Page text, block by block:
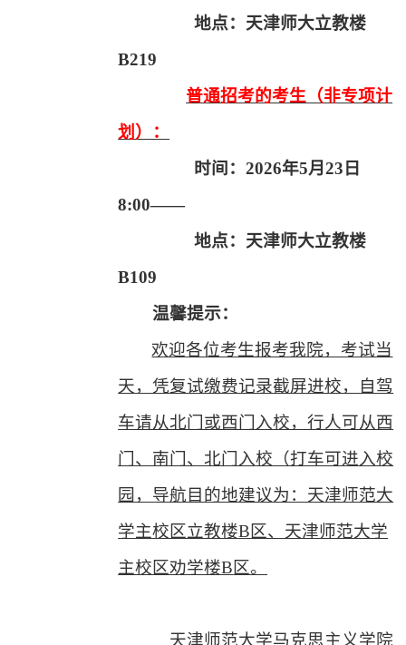
地点：天津师大立教楼
B219
普通招考的考生（非专项计
划）：
时间：2026年5月23 日
8:00——
地点：天津师大立教楼
B109
温馨提示：
欢迎各位考生报考我院，考试当
天，凭复试缴费记录截屏进校，自驾
车请从北门或西门入校，行人可从西
门、南门、北门入校（打车可进入校
园，导航目的地建议为：天津师范大
学主校区立教楼B区、天津师范大学
主校区劝学楼B区。
天津师范大学马克思主义学院